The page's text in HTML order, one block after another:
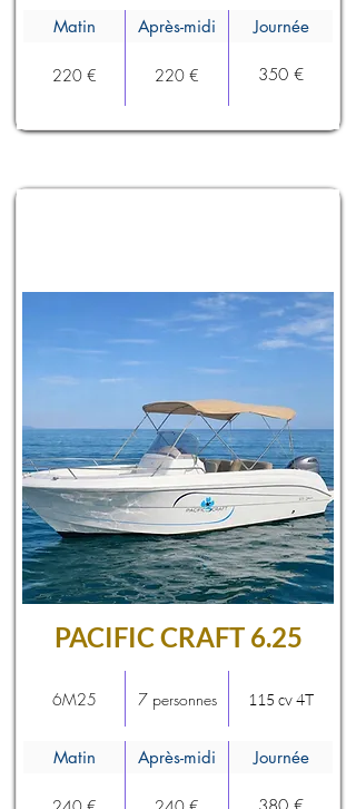
Matin Après-midi Journée
220 € 220 € 350 €
PACIFIC CRAFT 6.25
6M25 7 personnes 115 cv 4T
Matin Après-midi Journée